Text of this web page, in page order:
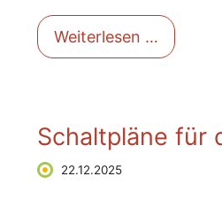
Weiterlesen … Capri
Schaltpläne für
22.12.2025